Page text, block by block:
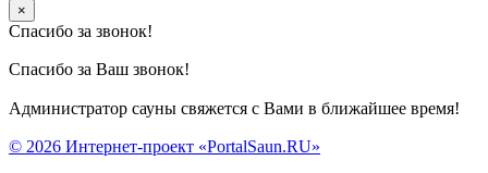
×
Спасибо за звонок!
Спасибо за Ваш звонок!
Администратор сауны свяжется с Вами в ближайшее время!
© 2026 Интернет-проект «PortalSaun.RU»